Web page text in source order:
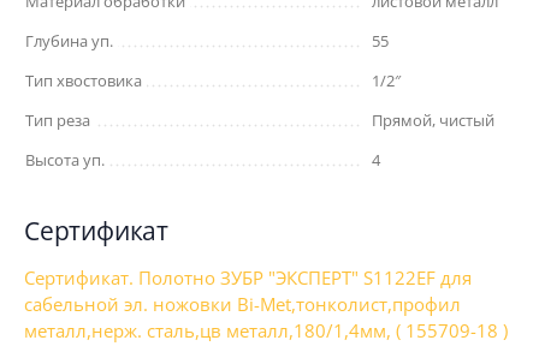
Глубина уп.
55
Тип хвостовика
1/2″
Тип реза
Прямой, чистый
Высота уп.
4
Сертификат
Сертификат. Полотно ЗУБР "ЭКСПЕРТ" S1122EF для
сабельной эл. ножовки Bi-Met,тонколист,профил
металл,нерж. сталь,цв металл,180/1,4мм, ( 155709-18 )